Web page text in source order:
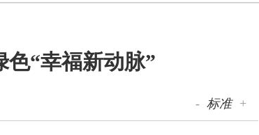
色“幸福新动脉”
- 标准 +